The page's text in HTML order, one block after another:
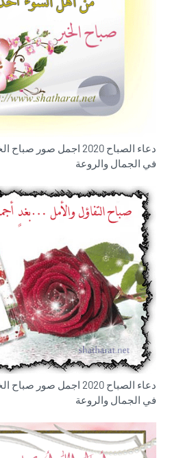
دعاء الصباح 2020 اجمل
في الجمال والروعة
دعاء الصباح 2020 اجمل
في الجمال والروعة